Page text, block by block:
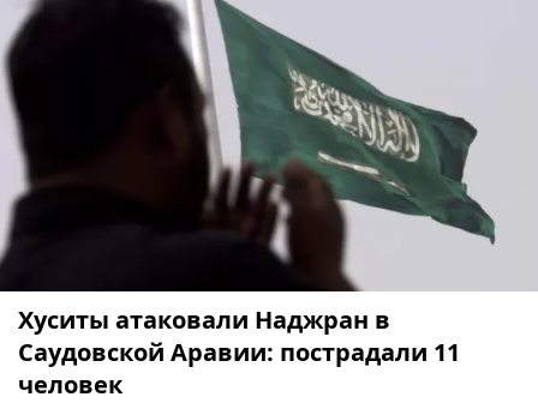
Хуситы атаковали Наджран в
Саудовской Аравии: пострадали 11
человек